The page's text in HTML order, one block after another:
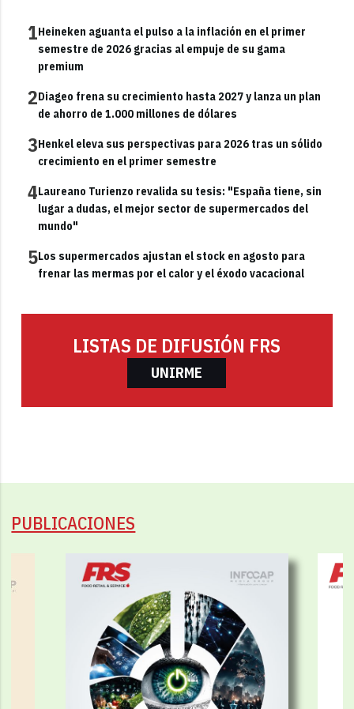
1Heineken aguanta el pulso a la inflación en el primer
semestre de 2026 gracias al empuje de su gama
premium
2Diageo frena su crecimiento hasta 2027 y lanza un plan
de ahorro de 1.000 millones de dólares
3Henkel eleva sus perspectivas para 2026 tras un sólido
crecimiento en el primer semestre
4Laureano Turienzo revalida su tesis: "España tiene, sin
lugar a dudas, el mejor sector de supermercados del
mundo"
5Los supermercados ajustan el stock en agosto para
frenar las mermas por el calor y el éxodo vacacional
LISTAS DE DIFUSIÓN FRS
UNIRME
PUBLICACIONES